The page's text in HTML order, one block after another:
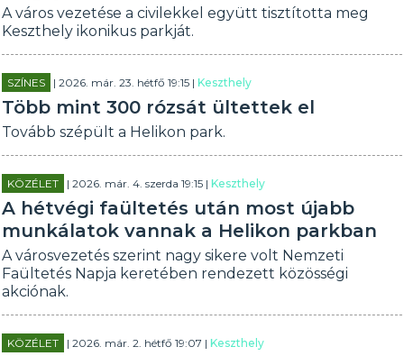
A város vezetése a civilekkel együtt tisztította meg
Keszthely ikonikus parkját.
SZÍNES | 2026. már. 23. hétfő 19:15 |Keszthely
Több mint 300 rózsát ültettek el
Tovább szépült a Helikon park.
KÖZÉLET | 2026. már. 4. szerda 19:15 |Keszthely
A hétvégi faültetés után most újabb
munkálatok vannak a Helikon parkban
A városvezetés szerint nagy sikere volt Nemzeti
Faültetés Napja keretében rendezett közösségi
akciónak.
KÖZÉLET | 2026. már. 2. hétfő 19:07 |Keszthely